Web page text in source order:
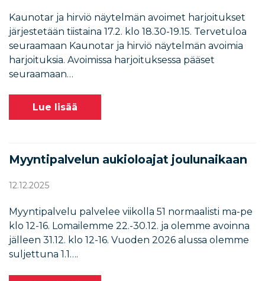
Kaunotar ja hirviö näytelmän avoimet harjoitukset
järjestetään tiistaina 17.2. klo 18.30-19.15. Tervetuloa
seuraamaan Kaunotar ja hirviö näytelmän avoimia
harjoituksia. Avoimissa harjoituksessa pääset
seuraamaan…
Lue lisää
Myyntipalvelun aukioloajat joulunaikaan
12.12.2025
Myyntipalvelu palvelee viikolla 51 normaalisti ma-pe
klo 12-16. Lomailemme 22.-30.12. ja olemme avoinna
jälleen 31.12. klo 12-16. Vuoden 2026 alussa olemme
suljettuna 1.1….